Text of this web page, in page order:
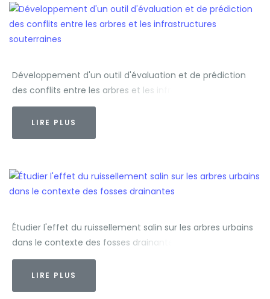
Développement d'un outil d'évaluation et de prédiction
des conflits entre les arbres et les infrastructures
souterraines
LIRE PLUS
Étudier l'effet du ruissellement salin sur les arbres urbains
dans le contexte des fosses drainantes
LIRE PLUS